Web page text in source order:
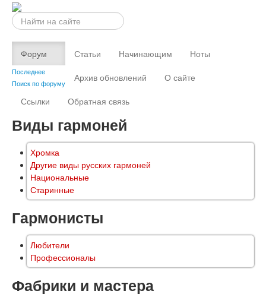
Искать...
Форум
Последнее
Поиск по форуму
Статьи Начинающим
Ноты
Архив обновлений
О сайте
Ссылки
Обратная связь
Виды гармоней
Хромка
Другие виды русских гармоней
Национальные
Старинные
Гармонисты
Любители
Профессионалы
Фабрики и мастера